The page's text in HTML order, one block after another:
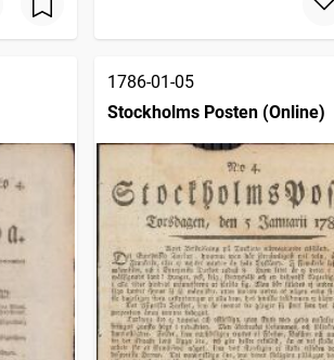
1786-01-05
Stockholms Posten (Online)